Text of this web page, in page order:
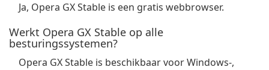
Ja, Opera GX Stable is een gratis webbrowser.
Werkt Opera GX Stable op alle
besturingssystemen?
Opera GX Stable is beschikbaar voor Windows-,